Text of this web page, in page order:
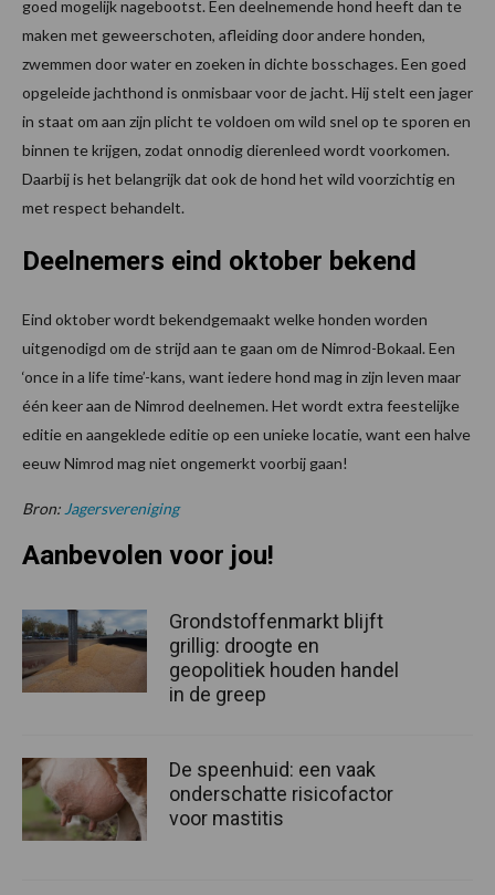
goed mogelijk nagebootst. Een deelnemende hond heeft dan te
maken met geweerschoten, afleiding door andere honden,
zwemmen door water en zoeken in dichte bosschages. Een goed
opgeleide jachthond is onmisbaar voor de jacht. Hij stelt een jager
in staat om aan zijn plicht te voldoen om wild snel op te sporen en
binnen te krijgen, zodat onnodig dierenleed wordt voorkomen.
Daarbij is het belangrijk dat ook de hond het wild voorzichtig en
met respect behandelt.
Deelnemers eind oktober bekend
Eind oktober wordt bekendgemaakt welke honden worden
uitgenodigd om de strijd aan te gaan om de Nimrod-Bokaal. Een
‘once in a life time’-kans, want iedere hond mag in zijn leven maar
één keer aan de Nimrod deelnemen. Het wordt extra feestelijke
editie en aangeklede editie op een unieke locatie, want een halve
eeuw Nimrod mag niet ongemerkt voorbij gaan!
Bron: Jagersvereniging
Aanbevolen voor jou!
Grondstoffenmarkt blijft
grillig: droogte en
geopolitiek houden handel
in de greep
De speenhuid: een vaak
onderschatte risicofactor
voor mastitis